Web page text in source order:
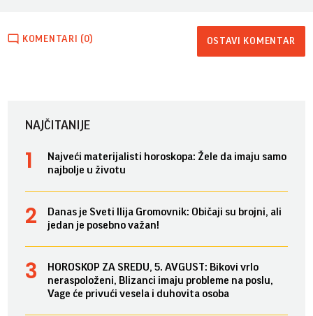
KOMENTARI (0) OSTAVI KOMENTAR
NAJČITANIJE
Najveći materijalisti horoskopa: Žele da imaju samo
najbolje u životu
Danas je Sveti Ilija Gromovnik: Običaji su brojni, ali
jedan je posebno važan!
HOROSKOP ZA SREDU, 5. AVGUST: Bikovi vrlo
neraspoloženi, Blizanci imaju probleme na poslu,
Vage će privući vesela i duhovita osoba